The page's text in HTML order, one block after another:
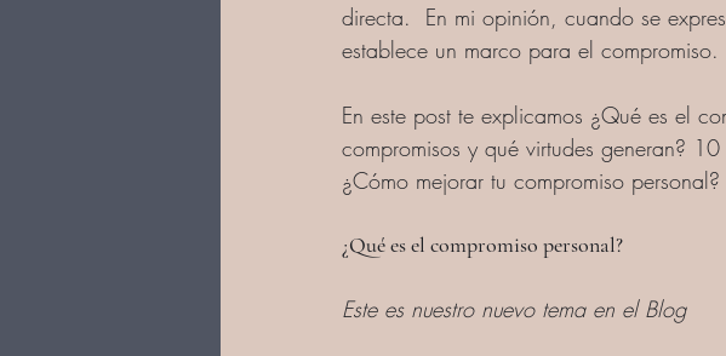
directa.  En mi opinión, cuando se
establece un marco para el compromiso.
En este post te explicamos ¿Qué es el
compromisos y qué virtudes generan?
¿Cómo mejorar tu compromiso personal?
¿Qué es el compromiso personal?
Este es nuestro nuevo tema en el Blog